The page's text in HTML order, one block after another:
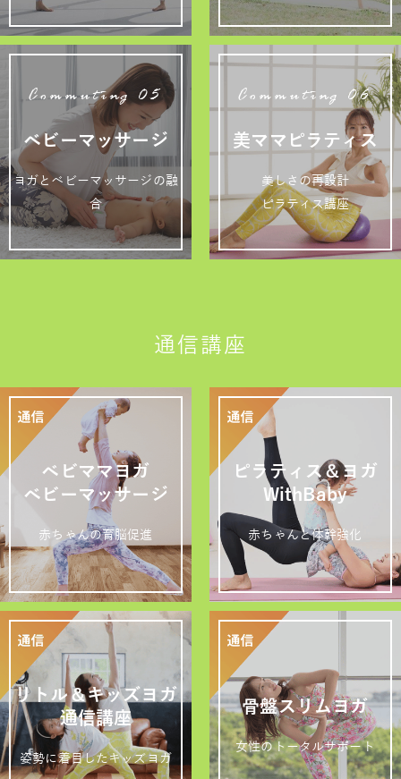
Commuting 05
ベビーマッサージ
ヨガとベビーマッサージの融
合
Commuting 06
美ママピラティス
美しさの再設計
ピラティス講座
通信講座
ベビママヨガ
ベビーマッサージ
赤ちゃんの育脳促進
ピラティス＆ヨガ
WithBaby
赤ちゃんと体幹強化
リトル＆キッズヨガ
通信講座
姿勢に着目したキッズヨガ
骨盤スリムヨガ
女性のトータルサポート